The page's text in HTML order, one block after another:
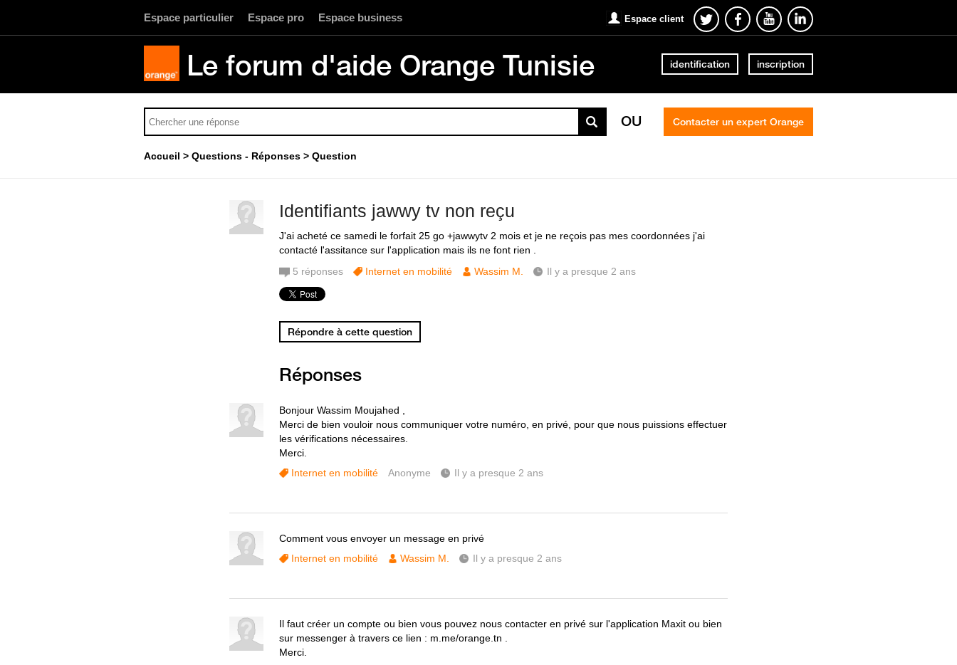
Espace particulier Espace pro Espace business Espace client
Le forum d'aide Orange Tunisie identification inscription
OU Contacter un expert Orange
Accueil Questions - Réponses Question
Identifiants jawwy tv non reçu
J'ai acheté ce samedi le forfait 25 go +jawwytv 2 mois et je ne reçois pas mes coordonnées j'ai
contacté l'assitance sur l'application mais ils ne font rien .
5 réponses Internet en mobilité Wassim M. Il y a presque 2 ans
Répondre à cette question
Réponses
Bonjour Wassim Moujahed ,
Merci de bien vouloir nous communiquer votre numéro, en privé, pour que nous puissions effectuer
les vérifications nécessaires.
Merci.
Internet en mobilité
Anonyme Il y a presque 2 ans
Comment vous envoyer un message en privé
Internet en mobilité
Wassim M. Il y a presque 2 ans
Il faut créer un compte ou bien vous pouvez nous contacter en privé sur l'application Maxit ou bien
sur messenger à travers ce lien : m.me/orange.tn .
Merci.